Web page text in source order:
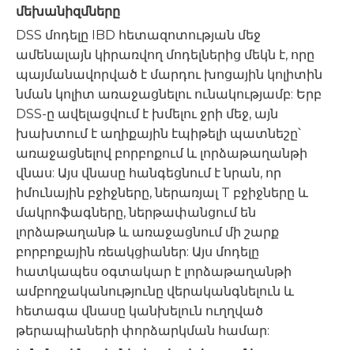
մեխանիզմները
DSS մոդելը IBD հետազոտության մեջ
ամենալայն կիրառվող մոդելներից մեկն է, որը
պայմանավորված է մարդու խոցային կոլիտին
նման կոլիտ առաջացնելու ունակությամբ: Երբ
DSS-ը ավելացվում է խմելու ջրի մեջ, այն
խախտում է աղիքային էպիթելի պատնեշը՝
առաջացնելով բորբոքում և լորձաթաղանթի
վնաս: Այս վնասը հանգեցնում է նրան, որ
իմունային բջիջները, ներառյալ T բջիջները և
մակրոֆագները, ներթափանցում են
լորձաթաղանթ և առաջացնում մի շարք
բորբոքային ռեակցիաներ: Այս մոդելը
հատկապես օգտակար է լորձաթաղանթի
ամբողջականությունը վերականգնելուն և
հետագա վնասը կանխելուն ուղղված
թերապիաների փորձարկման համար: